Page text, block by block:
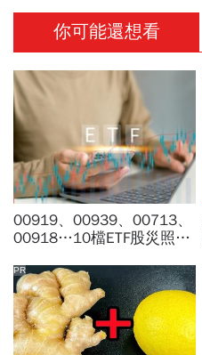
你可能還想看
00919、00939、00713、
00918…10檔ETF股災照
分股原來一堆「金」，老手
教怎麼買安心
PR